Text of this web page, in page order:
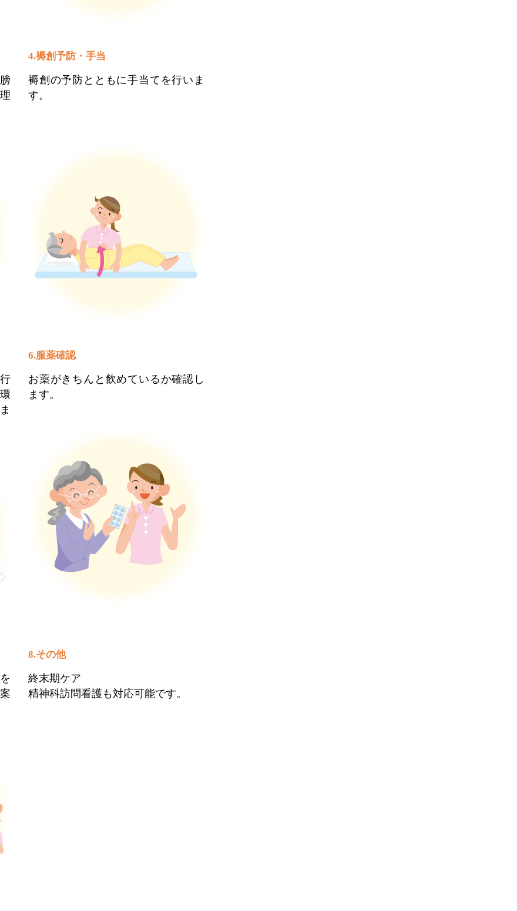
4.褥創予防・手当
褥創の予防とともに手当てを行いま
す。
6.服薬確認
お薬がきちんと飲めているか確認し
ます。
8.その他
終末期ケア
精神科訪問看護も対応可能です。